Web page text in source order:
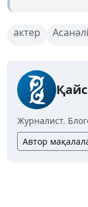
актер
Журналист.
Автор